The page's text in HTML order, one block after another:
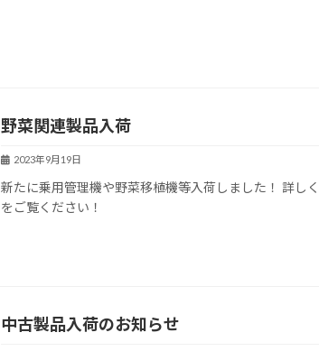
野菜関連製品入荷
2023年9月19日
新たに乗用管理機や野菜移植機等入荷しました！ 詳しく
をご覧ください！
中古製品入荷のお知らせ